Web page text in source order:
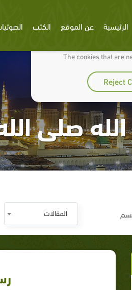
We use cookies to make
The cookies that are
Reject
الرئيسية عن الموقع الكتب
صلى
المقالات